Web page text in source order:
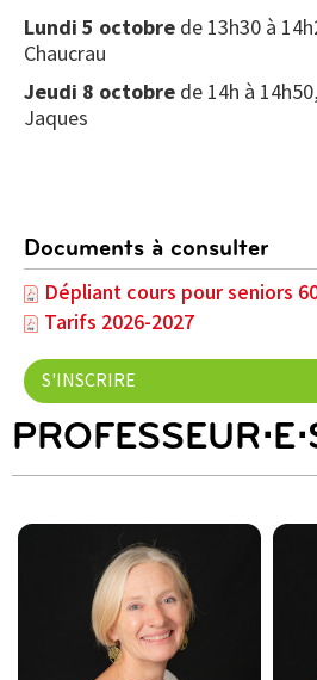
Lundi 5 octobre de 13h30 à
Chaucrau
Jeudi 8 octobre de 14h à
Jaques
Documents à consulter
Dépliant cours pour seniors
Tarifs 2026-2027
S'INSCRIRE